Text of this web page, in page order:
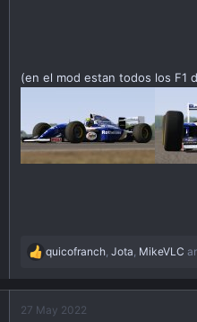
(en el mod estan todos los F1
R
a
c
quicofranch Jota MikeVLC
27 May 2022